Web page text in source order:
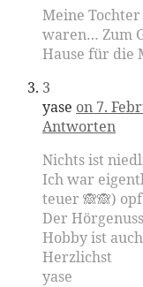
Meine
waren… Zum
Hause für die
3
yase on 7.
Antworten
Nichts ist
Ich war
teuer 🙈🙈)
Der
Hobby ist
Herzlichst
yase